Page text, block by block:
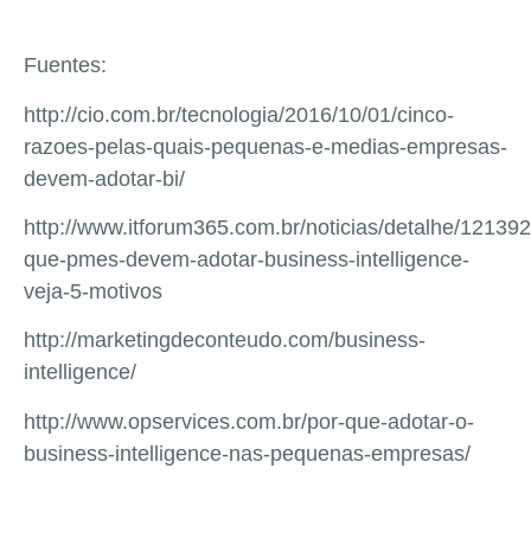
Fuentes:
http://cio.com.br/tecnologia/2016/10/01/cinco-
razoes-pelas-quais-pequenas-e-medias-empresas-
devem-adotar-bi/
http://www.itforum365.com.br/noticias/detalhe/
que-pmes-devem-adotar-business-intelligence-
veja-5-motivos
http://marketingdeconteudo.com/business-
intelligence/
http://www.opservices.com.br/por-que-adotar-o-
business-intelligence-nas-pequenas-empresas/